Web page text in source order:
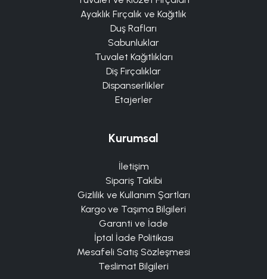
Ayaklık Fırçalık ve Kağıtlık
Duş Rafları
Sabunluklar
Tuvalet Kağıtlıkları
Diş Fırçalıklar
Dispanserlikler
Etajerler
Kurumsal
İletişim
Sipariş Takibi
Gizlilik ve Kullanım Şartları
Kargo ve Taşıma Bilgileri
Garanti ve İade
İptal İade Politikası
Mesafeli Satış Sözleşmesi
Teslimat Bilgileri